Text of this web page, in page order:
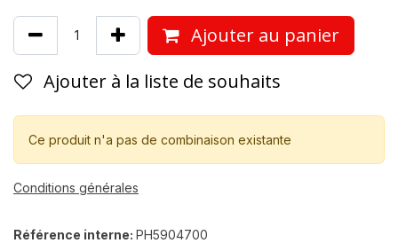
Ajouter au panier
Ajouter à la liste de souhaits
Ce produit n'a pas de combinaison existante
Conditions générales
Référence interne: PH5904700